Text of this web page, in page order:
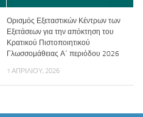
Ορισμός Εξεταστικών Κέντρων των
Εξετάσεων για την απόκτηση του
Κρατικού Πιστοποιητικού
Γλωσσομάθειας Α΄ περιόδου 2026
1 ΑΠΡΙΛΊΟΥ, 2026